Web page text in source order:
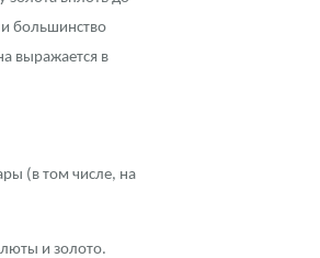
большинство
выражается в
(в том числе, на
и золото.